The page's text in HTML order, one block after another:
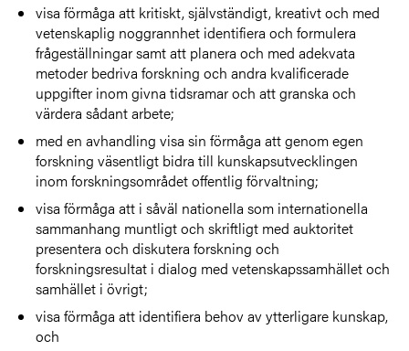
visa förmåga att kritiskt, självständigt, kreativt och med
vetenskaplig noggrannhet identifiera och formulera
frågeställningar samt att planera och med adekvata
metoder bedriva forskning och andra kvalificerade
uppgifter inom givna tidsramar och att granska och
värdera sådant arbete;
med en avhandling visa sin förmåga att genom egen
forskning väsentligt bidra till kunskapsutvecklingen
inom forskningsområdet offentlig förvaltning;
visa förmåga att i såväl nationella som internationella
sammanhang muntligt och skriftligt med auktoritet
presentera och diskutera forskning och
forskningsresultat i dialog med vetenskapssamhället och
samhället i övrigt;
visa förmåga att identifiera behov av ytterligare kunskap,
och